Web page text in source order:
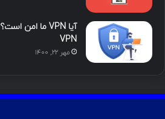
محبوب تازه ترین